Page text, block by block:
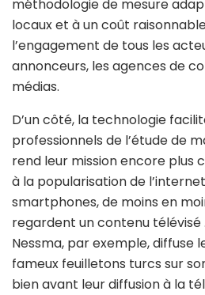
méthodologie de mesure
locaux et à un coût
l’engagement de tous les
annonceurs, les agences de
médias.
D’un côté, la technologie
professionnels de l’étude de
rend leur mission encore plus
à la popularisation de
smartphones, de moins en
regardent un contenu télévisé
Nessma, par exemple, diffuse
fameux feuilletons turcs sur
bien avant leur diffusion à la